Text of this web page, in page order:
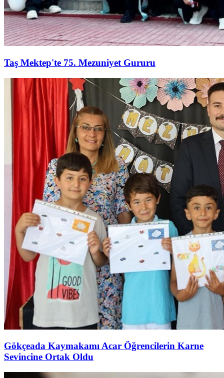
Taş Mektep'te 75. Mezuniyet Gururu
Gökçeada Kaymakamı Acar Öğrencilerin Karne
Sevincine Ortak Oldu